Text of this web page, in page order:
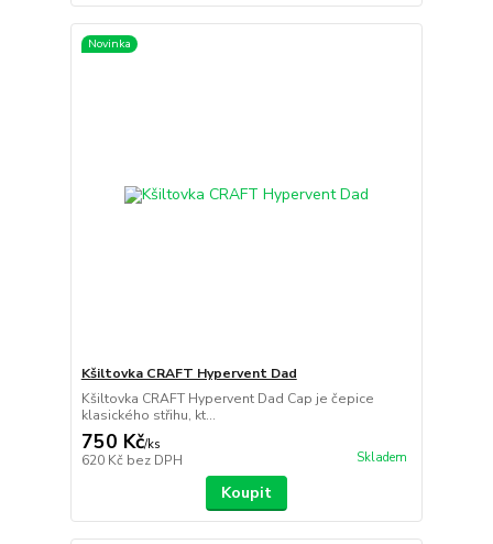
Novinka
Kšiltovka CRAFT Hypervent Dad
Kšiltovka CRAFT Hypervent Dad Cap je čepice
klasického střihu, kt...
750 Kč/ks
620 Kč bez DPH Skladem
Koupit